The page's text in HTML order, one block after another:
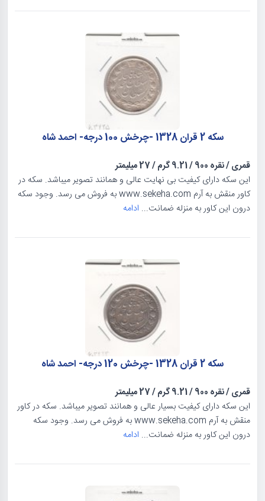
سکه 2 قران 1328 -چرخش 100 درجه- احمد شاه
قمری/نقره 900 /9.21 گرم /27 میلیمتر
این سکه دارای کیفیت بی نهایت عالی و همانند تصویر میباشد. سکه در
کاور منقش به آرم www.sekeha.com به فروش می رسد. وجود سکه
درون این کاور به منزله ضمانت... ادامه
سکه 2 قران 1328 -چرخش 120 درجه- احمد شاه
قمری/نقره 900 /9.21 گرم /27 میلیمتر
این سکه دارای کیفیت بسیار عالی و همانند تصویر میباشد. سکه در کاور
منقش به آرم www.sekeha.com به فروش می رسد. وجود سکه
درون این کاور به منزله ضمانت... ادامه